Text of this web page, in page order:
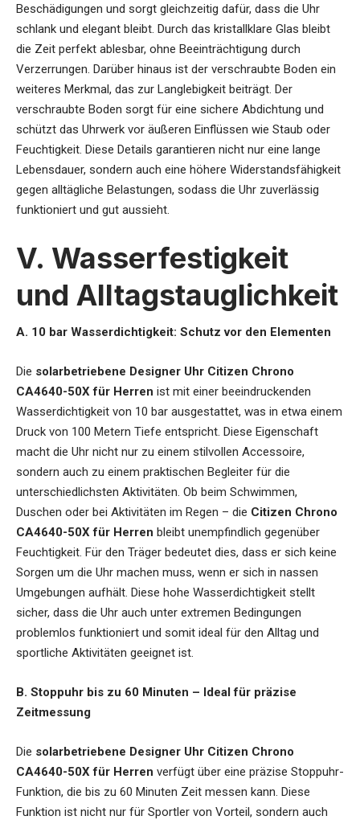
Beschädigungen und sorgt gleichzeitig dafür, dass die Uhr
schlank und elegant bleibt. Durch das kristallklare Glas bleibt
die Zeit perfekt ablesbar, ohne Beeinträchtigung durch
Verzerrungen. Darüber hinaus ist der verschraubte Boden ein
weiteres Merkmal, das zur Langlebigkeit beiträgt. Der
verschraubte Boden sorgt für eine sichere Abdichtung und
schützt das Uhrwerk vor äußeren Einflüssen wie Staub oder
Feuchtigkeit. Diese Details garantieren nicht nur eine lange
Lebensdauer, sondern auch eine höhere Widerstandsfähigkeit
gegen alltägliche Belastungen, sodass die Uhr zuverlässig
funktioniert und gut aussieht.
V. Wasserfestigkeit
und Alltagstauglichkeit
A. 10 bar Wasserdichtigkeit: Schutz vor den Elementen
Die solarbetriebene Designer Uhr Citizen Chrono
CA4640-50X für Herren ist mit einer beeindruckenden
Wasserdichtigkeit von 10 bar ausgestattet, was in etwa einem
Druck von 100 Metern Tiefe entspricht. Diese Eigenschaft
macht die Uhr nicht nur zu einem stilvollen Accessoire,
sondern auch zu einem praktischen Begleiter für die
unterschiedlichsten Aktivitäten. Ob beim Schwimmen,
Duschen oder bei Aktivitäten im Regen – die Citizen Chrono
CA4640-50X für Herren bleibt unempfindlich gegenüber
Feuchtigkeit. Für den Träger bedeutet dies, dass er sich keine
Sorgen um die Uhr machen muss, wenn er sich in nassen
Umgebungen aufhält. Diese hohe Wasserdichtigkeit stellt
sicher, dass die Uhr auch unter extremen Bedingungen
problemlos funktioniert und somit ideal für den Alltag und
sportliche Aktivitäten geeignet ist.
B. Stoppuhr bis zu 60 Minuten – Ideal für präzise
Zeitmessung
Die solarbetriebene Designer Uhr Citizen Chrono
CA4640-50X für Herren verfügt über eine präzise Stoppuhr-
Funktion, die bis zu 60 Minuten Zeit messen kann. Diese
Funktion ist nicht nur für Sportler von Vorteil, sondern auch